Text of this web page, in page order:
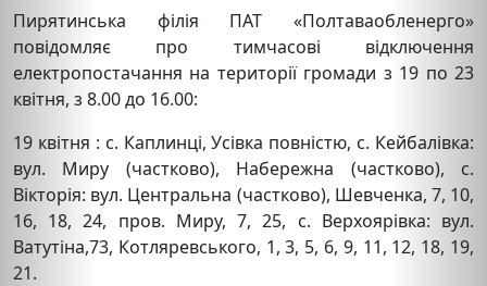
Пирятинська філія ПАТ «Полтаваобленерго»
повідомляє про тимчасові відключення
електропостачання на території громади з 19 по 23
квітня, з 8.00 до 16.00:
19 квітня : с. Каплинці, Усівка повністю, с. Кейбалівка:
вул. Миру (частково), Набережна (частково), с.
Вікторія: вул. Центральна (частково), Шевченка, 7, 10,
16, 18, 24, пров. Миру, 7, 25, с. Верхоярівка: вул.
Ватутіна,73, Котляревського, 1, 3, 5, 6, 9, 11, 12, 18, 19,
21.